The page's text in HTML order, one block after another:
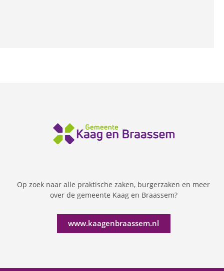
Op zoek naar alle praktische zaken, burgerzaken en meer
over de gemeente Kaag en Braassem?
www.kaagenbraassem.nl